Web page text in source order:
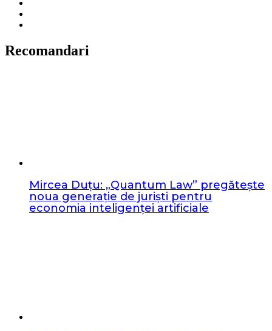
Recomandari
Mircea Duțu: „Quantum Law” pregătește
noua generație de juriști pentru
economia inteligenței artificiale